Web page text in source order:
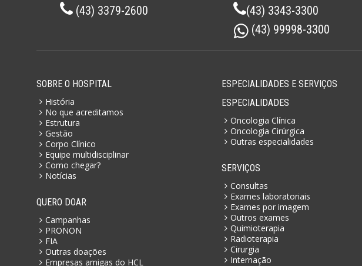
(43) 3379-2600
(43) 3343-3300
(43) 99998-3300
SOBRE O HOSPITAL
História
No que acreditamos
Estrutura
Gestão
Corpo Clínico
Equipe multidisciplinar
Como chegar?
Notícias
QUERO DOAR
Campanhas
PRONON
FIA
Outras doações
Empresas amigas do HCL
ESPECIALIDADES E SERVIÇOS
ESPECIALIDADES
Oncologia Clínica
Oncologia Cirúrgica
Outras especialidades
SERVIÇOS
Consultas
Exames laboratoriais
Exames por imagem
Outros exames
Quimioterapia
Radioterapia
Cirurgia
Internação